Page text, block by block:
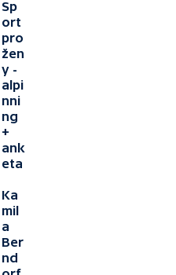
Sp
ort
pro
žen
y -
alpi
nni
ng
+
ank
eta
Ka
mil
a
Ber
nd